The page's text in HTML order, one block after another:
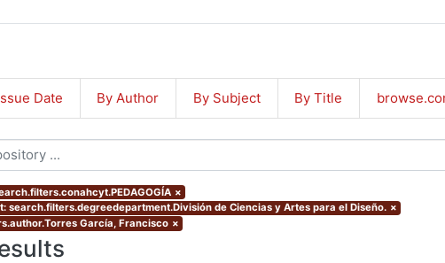
Date By Author By Subject By Title
×
search.filters.degreedepartment.División de Ciencias y Artes para el Diseño. ×
García, Francisco ×